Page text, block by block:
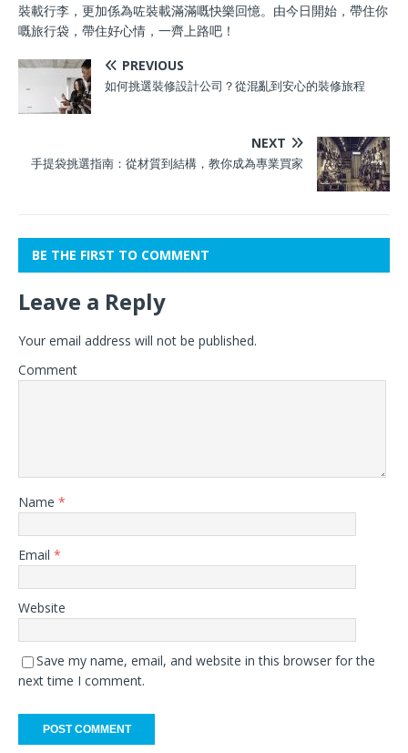
裝載行李，更加係為咗裝載滿滿嘅快樂回憶。由今日開始，帶住你
嘅旅行袋，帶住好心情，一齊上路吧！
PREVIOUS
如何挑選裝修設計公司？從混亂到安心的裝修旅程
NEXT
手提袋挑選指南：從材質到結構，教你成為專業買家
BE THE FIRST TO COMMENT
Leave a Reply
Your email address will not be published.
Comment
Name *
Email *
Website
Save my name, email, and website in this browser for the
next time I comment.